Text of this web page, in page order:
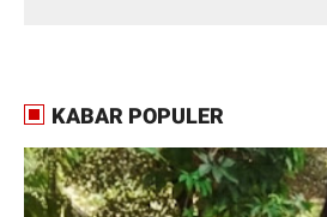
KABAR POPULER